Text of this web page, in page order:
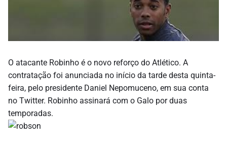
O atacante Robinho é o novo reforço do Atlético. A
contratação foi anunciada no início da tarde desta quinta-
feira, pelo presidente Daniel Nepomuceno, em sua conta
no Twitter. Robinho assinará com o Galo por duas
temporadas.